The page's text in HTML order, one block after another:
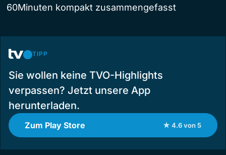
60Minuten kompakt zusammengefasst
TIPP
Sie wollen keine TVO-Highlights
verpassen? Jetzt unsere App
herunterladen.
Zum Play Store ★ 4.6 von 5